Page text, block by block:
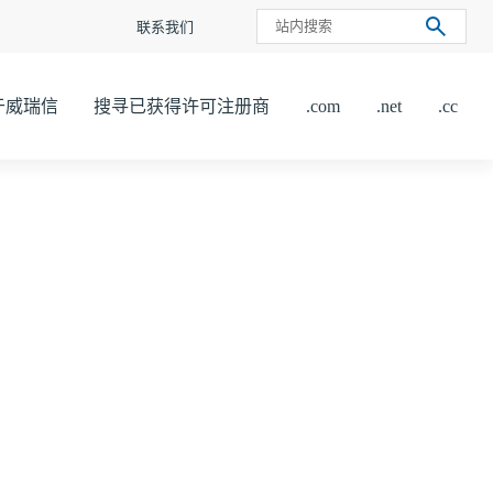
联系我们
威瑞信 搜寻已获得许可注册商 .com .net .cc